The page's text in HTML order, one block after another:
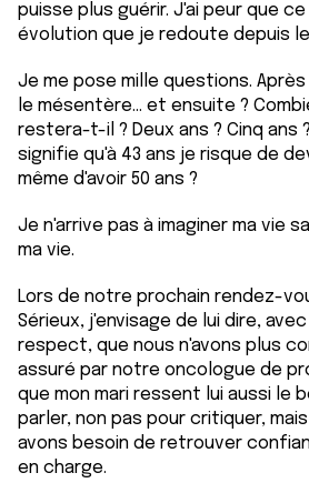
puisse plus guérir. J'ai peur que
évolution que je redoute depuis
Je me pose mille questions.
le mésentère... et ensuite ?
restera-t-il ? Deux ans ? Cinq ans
signifie qu'à 43 ans je risque de
même d'avoir 50 ans ?
Je n'arrive pas à imaginer ma vie
ma vie.
Lors de notre prochain rendez-
Sérieux, j'envisage de lui dire,
respect, que nous n'avons plus
assuré par notre oncologue de
que mon mari ressent lui aussi le
parler, non pas pour critiquer,
avons besoin de retrouver
en charge.